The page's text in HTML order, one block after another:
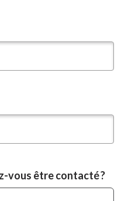
vous être contacté ?